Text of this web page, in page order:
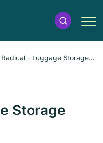
Radical - Luggage Storage
Storage